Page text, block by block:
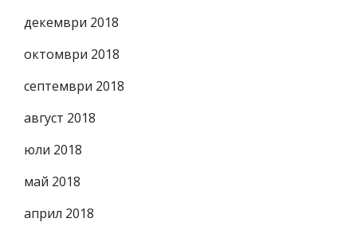
декември 2018
октомври 2018
септември 2018
август 2018
юли 2018
май 2018
април 2018